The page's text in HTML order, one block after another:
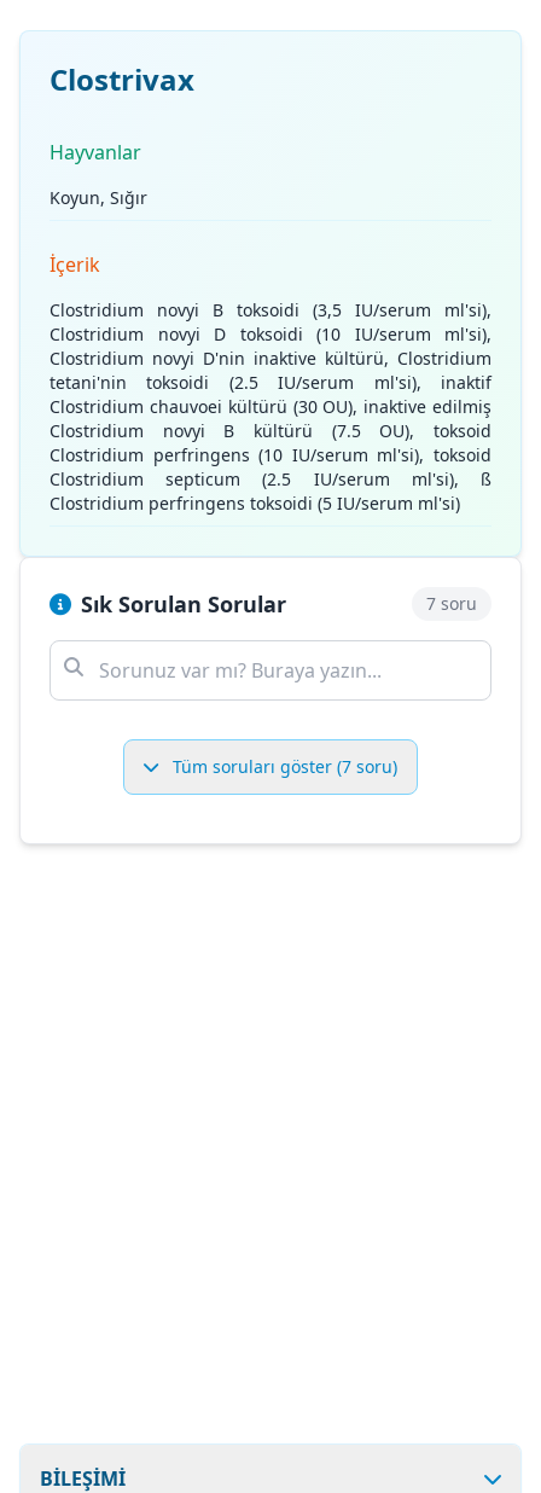
Clostrivax
Hayvanlar
Koyun, Sığır
İçerik
Clostridium novyi B toksoidi (3,5 IU/serum ml'si),
Clostridium novyi D toksoidi (10 IU/serum ml'si),
Clostridium novyi D'nin inaktive kültürü, Clostridium
tetani'nin toksoidi (2.5 IU/serum ml'si), inaktif
Clostridium chauvoei kültürü (30 OU), inaktive edilmiş
Clostridium novyi B kültürü (7.5 OU), toksoid
Clostridium perfringens (10 IU/serum ml'si), toksoid
Clostridium septicum (2.5 IU/serum ml'si), ß
Clostridium perfringens toksoidi (5 IU/serum ml'si)
Sık Sorulan Sorular 7 soru
Tüm soruları göster (7 soru)
BİLEŞİMİ